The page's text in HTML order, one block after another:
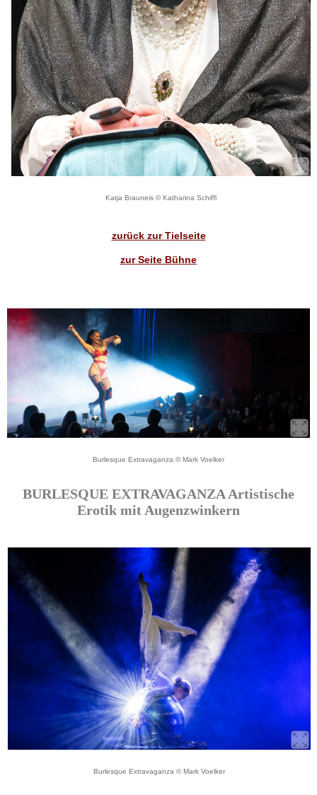
Katja Brauneis © Katharina Schiffl
zurück zur Tielseite
zur Seite Bühne
Burlesque Extravaganza © Mark Voelker
BURLESQUE EXTRAVAGANZA Artistische
Erotik mit Augenzwinkern
Burlesque Extravaganza © Mark Voelker